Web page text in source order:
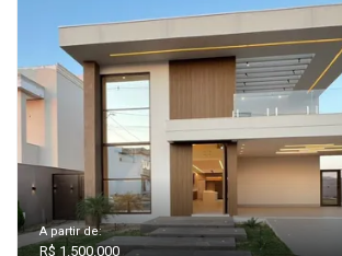
A partir de:
R$ 1.500.000